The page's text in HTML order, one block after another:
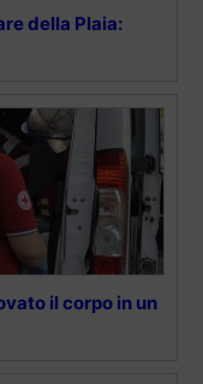
della Plaia:
il corpo in un